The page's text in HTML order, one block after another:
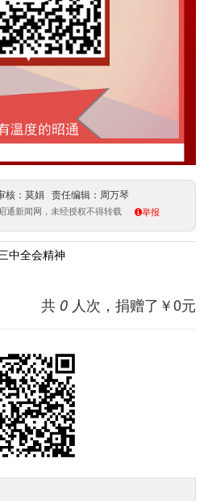
：莫娟 责任编辑：周万琴
通新闻网，未经授权不得转载 举报
中全会精神
共 0 人次，捐赠了￥0元